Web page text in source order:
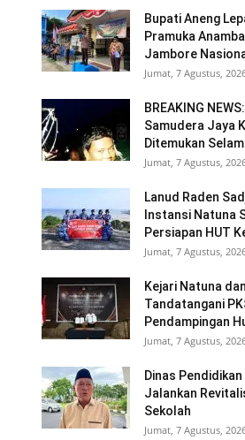
Bupati Aneng
Pramuka
Jambore
Jumat, 7 Agustus,
BREAKING
Samudera Jaya
Ditemukan
Jumat, 7 Agustus,
Lanud Raden
Instansi Natuna
Persiapan HUT
Jumat, 7 Agustus,
Kejari Natuna
Tandatangani
Pendampingan
Jumat, 7 Agustus,
Dinas
Jalankan
Sekolah
Jumat, 7 Agustus,